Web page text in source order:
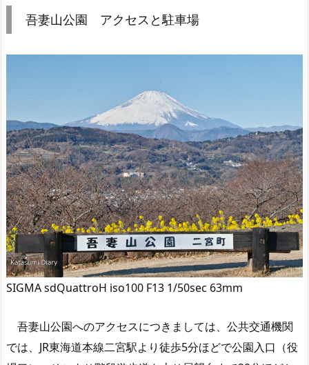
吾妻山公園 アクセスと駐車場
SIGMA sdQuattroH iso100 F13 1/50sec 63mm
吾妻山公園へのアクセスにつきましては、公共交通機関
では、JR東海道本線二宮駅より徒歩5分ほどで公園入口（役